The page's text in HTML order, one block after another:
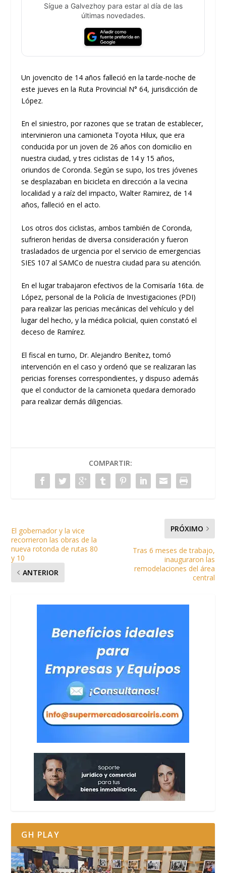
Sígue a Galvezhoy para estar al día de las
últimas novedades.
Un jovencito de 14 años falleció en la tarde-noche de
este jueves en la Ruta Provincial N° 64, jurisdicción de
López.
En el siniestro, por razones que se tratan de establecer,
intervinieron una camioneta Toyota Hilux, que era
conducida por un joven de 26 años con domicilio en
nuestra ciudad, y tres ciclistas de 14 y 15 años,
oriundos de Coronda. Según se supo, los tres jóvenes
se desplazaban en bicicleta en dirección a la vecina
localidad y a raíz del impacto, Walter Ramirez, de 14
años, falleció en el acto.
Los otros dos ciclistas, ambos también de Coronda,
sufrieron heridas de diversa consideración y fueron
trasladados de urgencia por el servicio de emergencias
SIES 107 al SAMCo de nuestra ciudad para su atención.
En el lugar trabajaron efectivos de la Comisaría 16ta. de
López, personal de la Policía de Investigaciones (PDI)
para realizar las pericias mecánicas del vehículo y del
lugar del hecho, y la médica policial, quien constató el
deceso de Ramírez.
El fiscal en turno, Dr. Alejandro Benítez, tomó
intervención en el caso y ordenó que se realizaran las
pericias forenses correspondientes, y dispuso además
que el conductor de la camioneta quedara demorado
para realizar demás diligencias.
COMPARTIR:
El gobernador y la vice
recorrieron las obras de la
nueva rotonda de rutas 80
y 10
ANTERIOR
PRÓXIMO
Tras 6 meses de trabajo,
inauguraron las
remodelaciones del área
central
GH PLAY